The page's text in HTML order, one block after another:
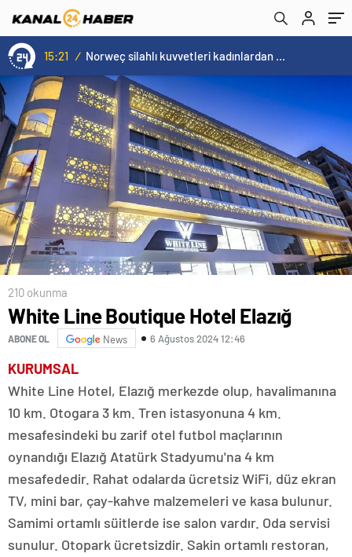
15:21 / Norweç silahlı kuvvetleri kadınlardan oluşan özel kuvvetler eğitimlerini başlattı.
210 okunma
White Line Boutique Hotel Elazığ
ABONE OL News 6 Ağustos 2024 12:46
KURUMSAL
White Line Hotel, Elazığ merkezde olup, havalimanına
10 km. Otogara 3 km. Tren istasyonuna 4 km.
mesafesindeki bu zarif otel futbol maçlarının
oynandığı Elazığ Atatürk Stadyumu'na 4 km
mesafededir. Rahat odalarda ücretsiz WiFi, düz ekran
TV, mini bar, çay-kahve malzemeleri ve kasa bulunur.
Samimi ortamlı süitlerde ise salon vardır. Oda servisi
sunulur. Otopark ücretsizdir. Sakin ortamlı restoran,